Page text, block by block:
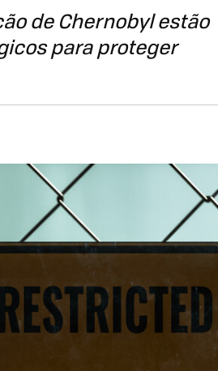
de Chernobyl estão
para proteger